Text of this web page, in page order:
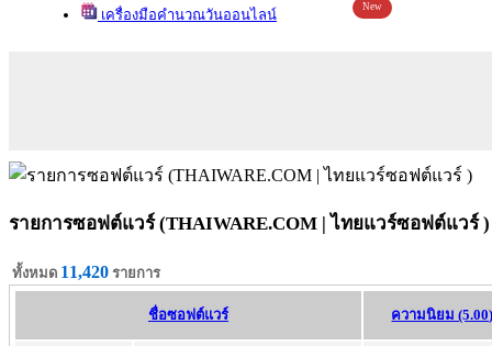
เครื่องมือคำนวณวันออนไลน์
New
รายการซอฟต์แวร์ (THAIWARE.COM | ไทยแวร์ซอฟต์แวร์ )
ทั้งหมด 11,420 รายการ
ชื่อซอฟต์แวร์ ความนิยม